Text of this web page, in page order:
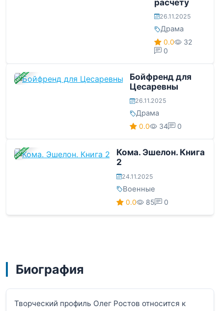
26.11.2025
Драма
0.0
32
0
ЗАВЕРШЕНА
Бойфренд для
Цесаревны
26.11.2025
Драма
0.0 34 0
ЗАВЕРШЕНА
Кома. Эшелон. Книга
2
24.11.2025
Военные
0.0 85 0
Биография
Творческий профиль Олег Ростов относится к